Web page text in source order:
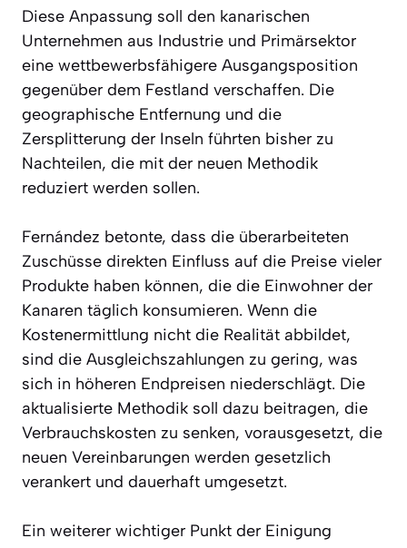
Diese Anpassung soll den kanarischen
Unternehmen aus Industrie und Primärsektor
eine wettbewerbsfähigere Ausgangsposition
gegenüber dem Festland verschaffen. Die
geographische Entfernung und die
Zersplitterung der Inseln führten bisher zu
Nachteilen, die mit der neuen Methodik
reduziert werden sollen.
Fernández betonte, dass die überarbeiteten
Zuschüsse direkten Einfluss auf die Preise vieler
Produkte haben können, die die Einwohner der
Kanaren täglich konsumieren. Wenn die
Kostenermittlung nicht die Realität abbildet,
sind die Ausgleichszahlungen zu gering, was
sich in höheren Endpreisen niederschlägt. Die
aktualisierte Methodik soll dazu beitragen, die
Verbrauchskosten zu senken, vorausgesetzt, die
neuen Vereinbarungen werden gesetzlich
verankert und dauerhaft umgesetzt.
Ein weiterer wichtiger Punkt der Einigung